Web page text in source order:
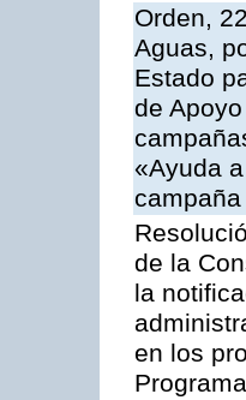
Orden,
Aguas,
Estado
de
«Ayuda
de la
la
en los